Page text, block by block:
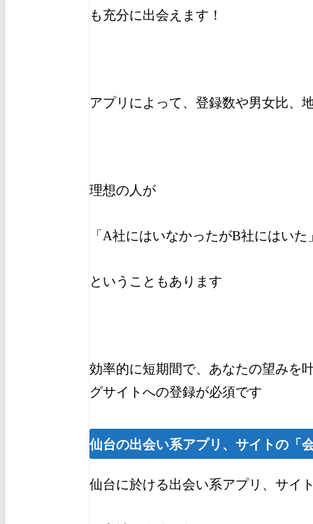
も充分に出会えます！
アプリによって、登録数や男女比、
理想の人が
「A社にはいなかったがB社にはいた
ということもあります
効率的に短期間で、あなたの望みを
グサイトへの登録が必須です
仙台の出会い系アプリ、サイトの「
仙台に於ける出会い系アプリ、サイ